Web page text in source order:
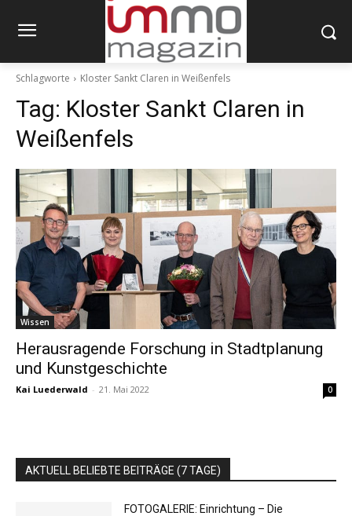
Schlagworte Kloster Sankt Claren in Weißenfels
Tag: Kloster Sankt Claren in
Weißenfels
Wissen
Herausragende Forschung in Stadtplanung
und Kunstgeschichte
Kai Luederwald - 21. Mai 2022 0
AKTUELL BELIEBTE BEITRÄGE (7 TAGE)
FOTOGALERIE: Einrichtung – Die